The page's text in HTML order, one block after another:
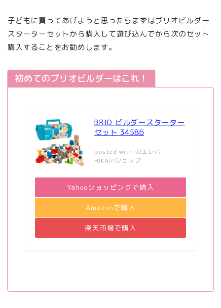
子どもに買ってあげようと思ったらまずはブリオビルダー
スターターセットから購入して遊び込んでから次のセット
購入することをお勧めします。
初めてのブリオビルダーはこれ！
BRIO ビルダースターター
セット 34586
posted with カエレバ
HIKARIショップ
Yahooショッピングで購入
Amazonで購入
楽天市場で購入